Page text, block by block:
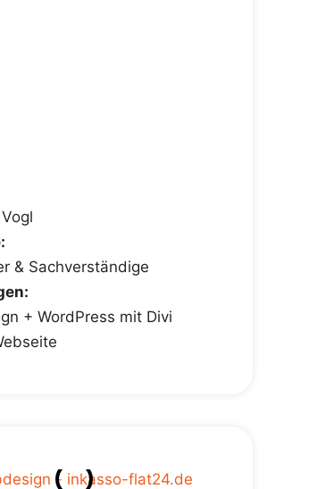
& Sachverständige
+ WordPress mit Divi